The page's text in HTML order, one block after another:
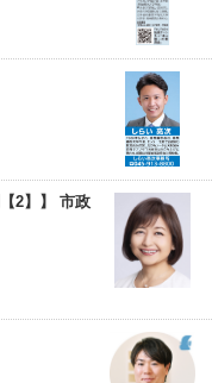
2】】 市政